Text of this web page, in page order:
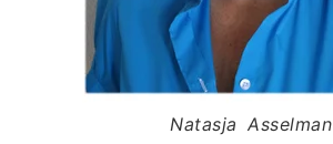
Natasja Asselman